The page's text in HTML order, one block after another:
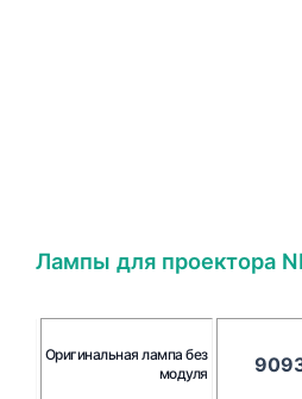
Лампы для проектора
Оригинальная лампа без
модуля